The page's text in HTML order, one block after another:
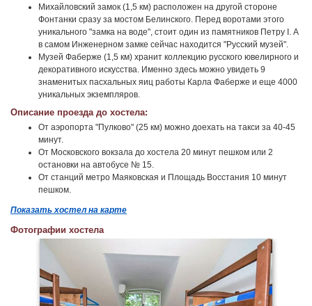
Михайловский замок (1,5 км) расположен на другой стороне
Фонтанки сразу за мостом Белинского. Перед воротами этого
уникального "замка на воде", стоит один из памятников Петру I. А
в самом Инженерном замке сейчас находится "Русский музей".
Музей Фаберже (1,5 км) хранит коллекцию русского ювелирного и
декоративного искусства. Именно здесь можно увидеть 9
знаменитых пасхальных яиц работы Карла Фаберже и еще 4000
уникальных экземпляров.
Описание проезда до хостела:
От аэропорта "Пулково" (25 км) можно доехать на такси за 40-45
минут.
От Московского вокзала до хостела 20 минут пешком или 2
остановки на автобусе № 15.
От станций метро Маяковская и Площадь Восстания 10 минут
пешком.
Показать хостел на карте
Фотографии хостела